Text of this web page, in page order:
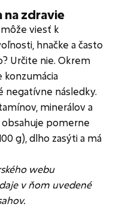
na zdravie
viesť k
hnačke a často
Určite nie. Okrem
negatívne následky.
minerálov a
pomerne
g), dlho zasýti a má
webu
v ňom uvedené